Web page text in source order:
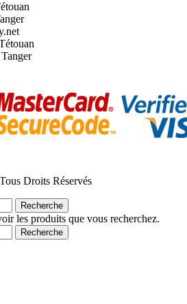
Droits Réservés
Recherche
les produits que vous recherchez.
Recherche